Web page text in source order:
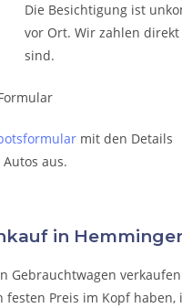
Die Besichtigung ist
vor Ort. Wir zahlen
sind.
mit den Details
aus.
in
n Gebrauchtwagen verkaufen
festen Preis im Kopf